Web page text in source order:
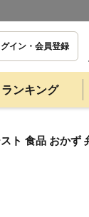
グイン・会員登録
ランキング
ト 食品 おかず